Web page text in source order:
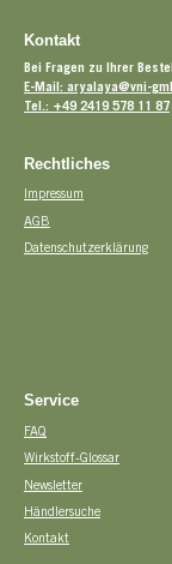
Kontakt
Bei Fragen zu Ihrer
E-Mail: aryalaya@vni-
Tel.: +49 2419 578 11 87
Rechtliches
Impressum
AGB
Datenschutzerklärung
Service
FAQ
Wirkstoff-Glossar
Newsletter
Händlersuche
Kontakt